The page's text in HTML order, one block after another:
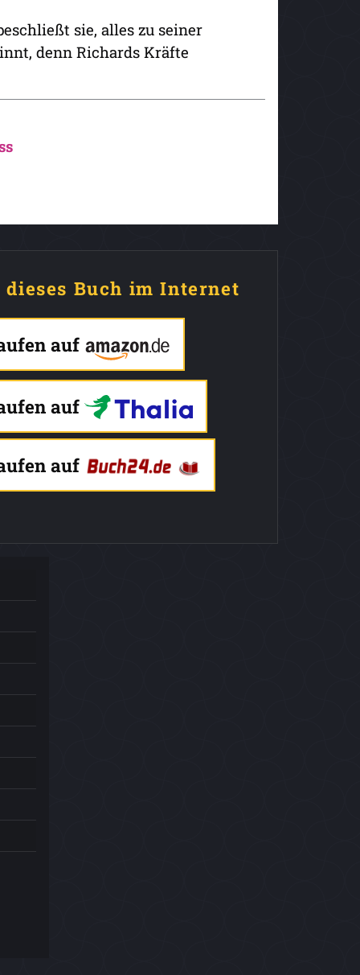
sie, alles zu seiner
denn Richards Kräfte
dieses Buch im Internet
auf
auf
auf